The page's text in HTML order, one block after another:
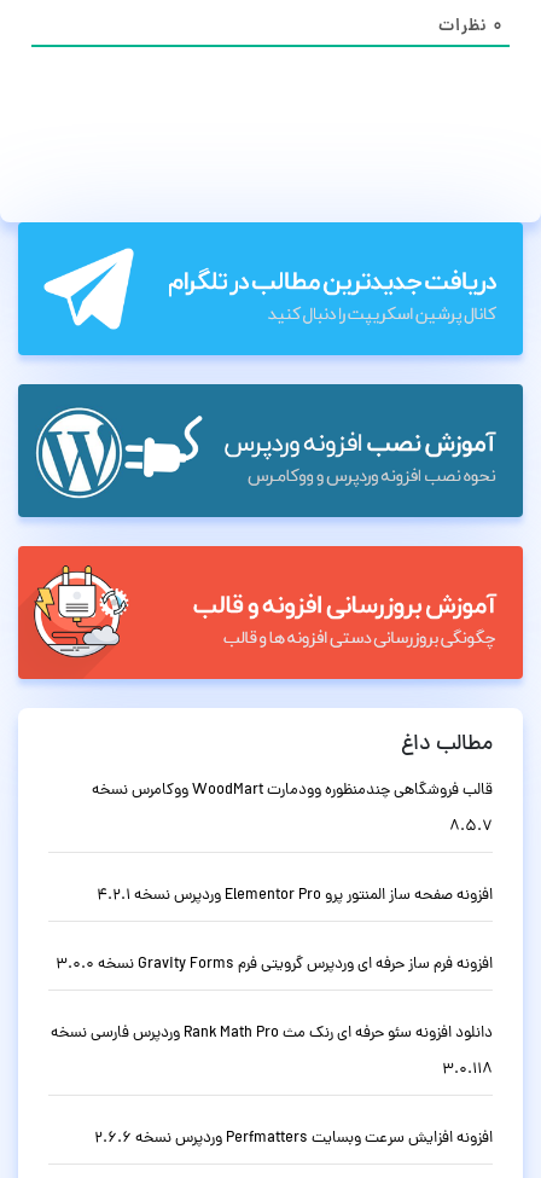
۰ نظرات
مطالب داغ
قالب فروشگاهی چندمنظوره وودمارت WoodMart ووکامرس نسخه
8.5.7
افزونه صفحه ساز المنتور پرو Elementor Pro وردپرس نسخه 4.2.1
افزونه فرم ساز حرفه ای وردپرس گرویتی فرم Gravity Forms نسخه 3.0.0
دانلود افزونه سئو حرفه ای رنک مث Rank Math Pro وردپرس فارسی نسخه
3.0.118
افزونه افزایش سرعت وبسایت Perfmatters وردپرس نسخه 2.6.6